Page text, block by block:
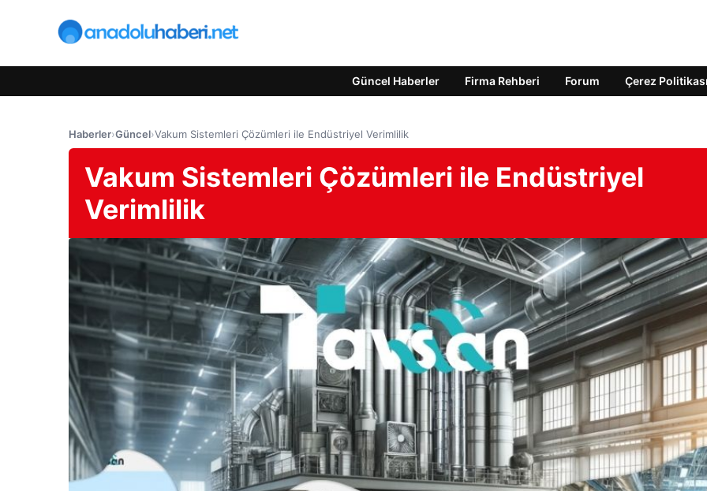
Güncel Haberler Firma Rehberi Forum Çerez Politikası
Haberler›Güncel›Vakum Sistemleri Çözümleri ile Endüstriyel Verimlilik
Vakum Sistemleri Çözümleri ile Endüstriyel
Verimlilik